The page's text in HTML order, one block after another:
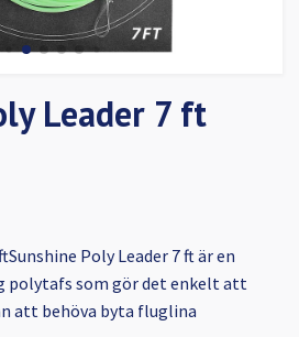
Leader 7 ft
Poly Leader 7 ft är en
polytafs som gör det enkelt att
att behöva byta fluglina